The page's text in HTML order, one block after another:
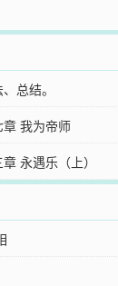
总结。
我为帝师
永遇乐（上）